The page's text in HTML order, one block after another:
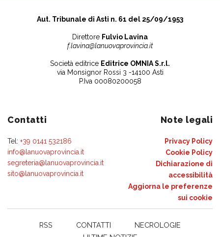
Aut. Tribunale di Asti n. 61 del 25/09/1953
Direttore Fulvio Lavina
f.lavina@lanuovaprovincia.it
Società editrice Editrice OMNIA S.r.l.
via Monsignor Rossi 3 -14100 Asti
P.Iva 00080200058
Contatti
Tel: +39 0141 532186
info@lanuovaprovincia.it
segreteria@lanuovaprovincia.it
sito@lanuovaprovincia.it
Note legali
Privacy Policy
Cookie Policy
Dichiarazione di
accessibilità
Aggiorna le preferenze
sui cookie
RSS CONTATTI
NECROLOGIE